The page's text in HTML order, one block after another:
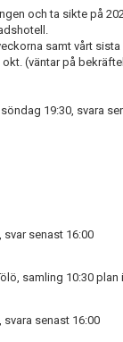
och ta sikte på
samt vårt
(väntar på
19:30, svara
svar senast 16:00
samling 10:30 plan
svara senast 16:00